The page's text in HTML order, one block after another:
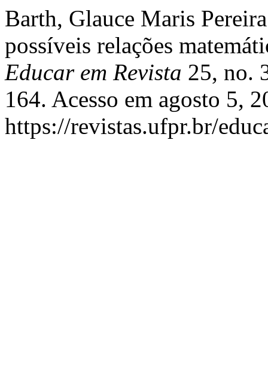
Barth, Glauce Maris
possíveis relações
Educar em Revista 25, no.
164. Acesso em agosto 5,
https://revistas.ufpr.br/